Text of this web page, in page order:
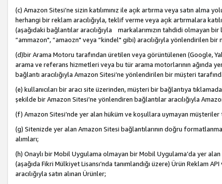
(c) Amazon Sitesi’ne sizin katılımınız ile açık artırma veya satın alma
herhangi bir reklam aracılığıyla, teklif verme veya açık artırmalara
(aşağıdaki bağlantılar aracılığıyla markalarımızın tahdidi olmayan
“ammazon", “amaozn" veya “kindel" gibi) aracılığıyla yönlendirilen
(d)bir Arama Motoru tarafından üretilen veya görüntülenen (Google,
arama ve referans hizmetleri veya bu tür arama motorlarının ağında
bağlantı aracılığıyla Amazon Sitesi’ne yönlendirilen bir müşteri
(e) kullanıcıları bir aracı site üzerinden, müşteri bir bağlantıya
şekilde bir Amazon Sitesi’ne yönlendiren bağlantılar aracılığıyla
(f) Amazon Sitesi’nde yer alan hüküm ve koşullara uymayan müşteriler
(g) Sitenizde yer alan Amazon Sitesi bağlantılarının doğru
alımları;
(h) Onaylı bir Mobil Uygulama olmayan bir Mobil Uygulama’da yer
(aşağıda Fikri Mülkiyet Lisansı’nda tanımlandığı üzere) Ürün Reklam
aracılığıyla satın alınan Ürünler;